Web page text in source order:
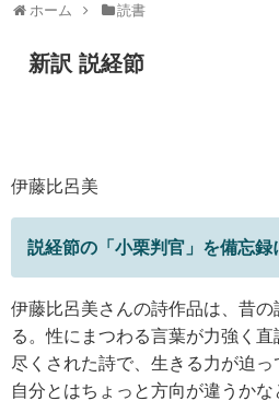
ホーム 読書
新訳 説経節
伊藤比呂美
説経節の「小栗判官」を備忘録
伊藤比呂美さんの詩作品は、昔
る。性にまつわる言葉が力強く
尽くされた詩で、生きる力が迫っ
自分とはちょっと方向が違うか